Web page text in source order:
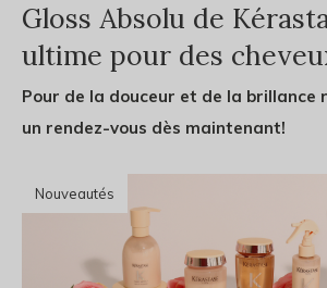
Gloss Absolu de
ultime pour des
Pour de la douceur et de la brillance
un rendez-vous dès maintenant!
Nouveautés